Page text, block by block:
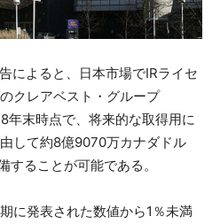
によると、日本市場でIRライセ
クレアベスト・グループ
年末時点で、将来的な取得用に
して約8億9070万カナダドル
することが可能である。
に発表された数値から1％未満